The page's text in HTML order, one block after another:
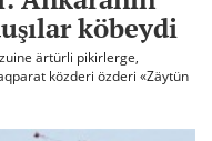
köbeydi
ärtürli pikirlerge,
közderi özderi «Zäytün